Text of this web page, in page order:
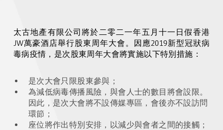
太古地產有限公司將於二零二一年五月十一日假香港
JW萬豪酒店舉行股東周年大會。因應2019新型冠狀病
毒病疫情，是次股東周年大會將實施以下特別措施：
是次大會只限股東參與；
為減低病毒傳播風險，與會人士的數目將會設限。
因此，是次大會將不設傳媒專區，會後亦不設訪問
環節；
座位將作出特別安排，以減少與會者之間的接觸；